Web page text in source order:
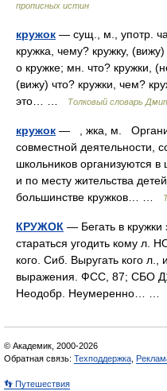
прописных истин
кружок — сущ., м., употр.
кружка, чему? кружку,
о кружке; мн. что? кружки,
(вижу) что? кружки, чем?
это… …
Толковый словарь
кружок — , жка, м.
совместной деятельности,
школьников организуются
и по месту жительства
большинстве кружков… …
КРУЖОК — Бегать в кружки
стараться угодить кому л.
кого. Сиб. Выругать кого
выражения. ФСС, 87; СБО
Неодобр. Неумеренно… …
© Академик, 2000-2026
Обратная связь: Техподдержка
👣 Путешествия